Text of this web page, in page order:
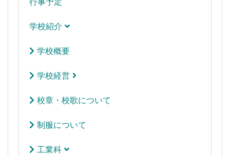
学校紹介
学校概要
学校経営
校章・校歌について
制服について
工業科